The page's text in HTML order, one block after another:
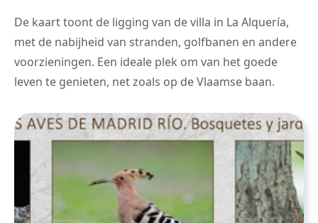
De kaart toont de ligging van de villa in La Alquería,
met de nabijheid van stranden, golfbanen en andere
voorzieningen. Een ideale plek om van het goede
leven te genieten, net zoals op de Vlaamse baan.